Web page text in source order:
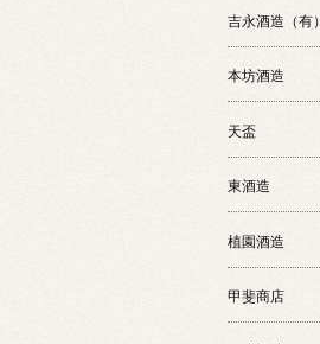
吉永酒造（有）
本坊酒造
天盃
東酒造
植園酒造
甲斐商店